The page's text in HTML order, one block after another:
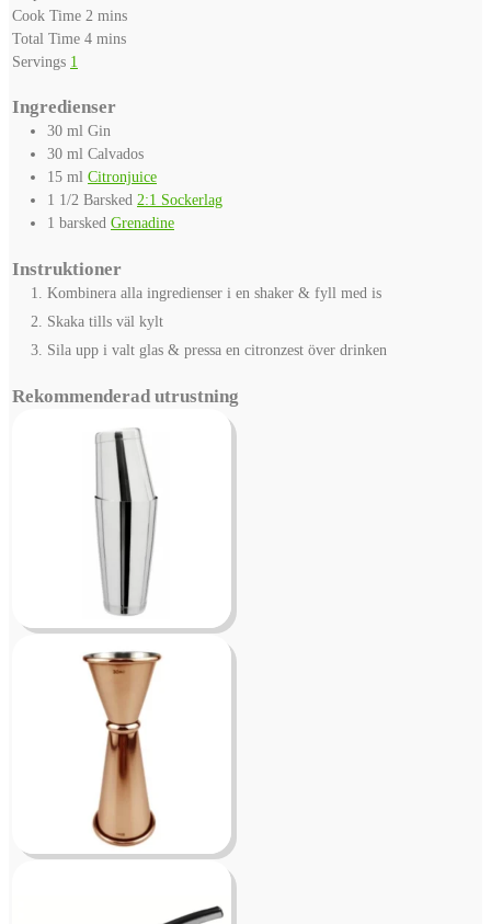
Cook Time 2 minutes
mins
Total Time 4minutes
mins
Servings 1
Ingredienser
30 ml Gin
30 ml Calvados
15 ml Citronjuice
1 1/2 Barsked 2:1 Sockerlag
1 barsked Grenadine
Instruktioner
Kombinera alla ingredienser i en shaker & fyll med is
Skaka tills väl kylt
Sila upp i valt glas & pressa en citronzest över drinken
Rekommenderad utrustning